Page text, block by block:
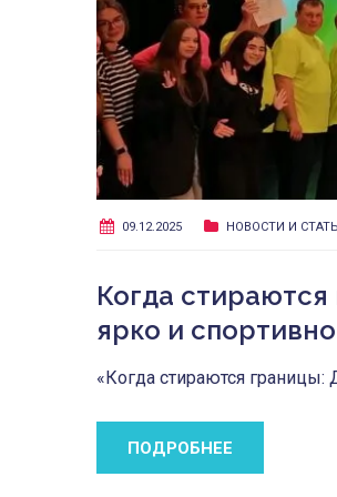
09.12.2025 НОВОСТИ И
Когда
ярко и спортивно
«Когда стираются
ПОДРОБНЕЕ